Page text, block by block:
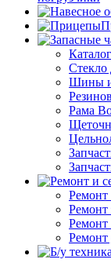
Стекло
Шины и
Рама
Ремонт
Ремонт
Ремонт
Ремонт